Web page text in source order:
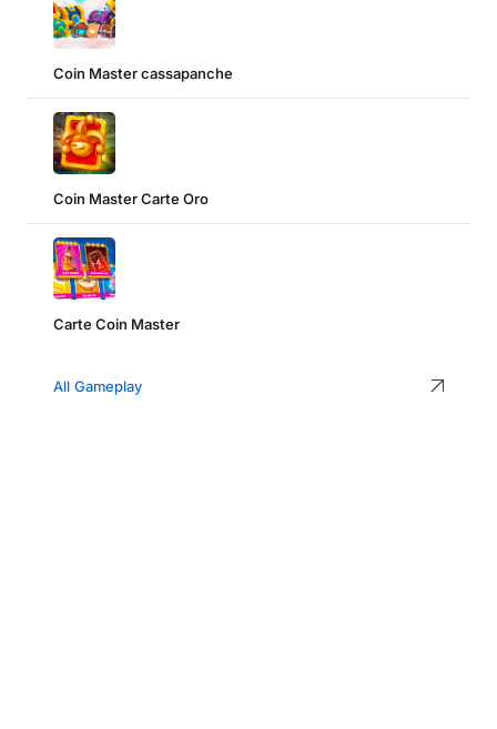
Coin Master cassapanche
Coin Master Carte Oro
Carte Coin Master
All Gameplay